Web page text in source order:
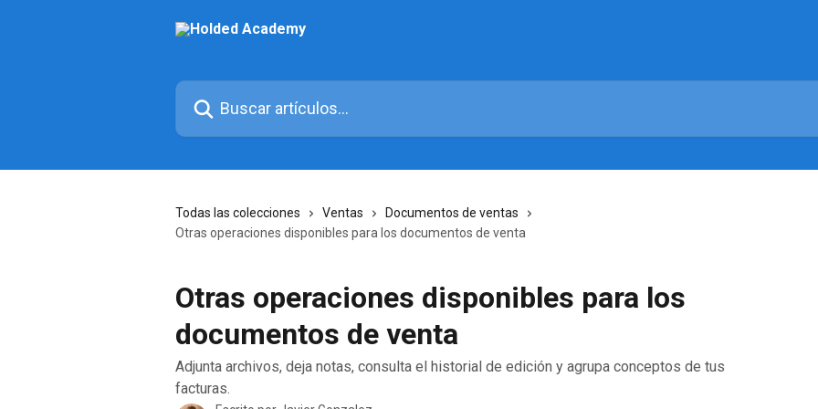
Buscar artículos...
Todas las colecciones Ventas
Documentos de ventas
Otras operaciones disponibles para los documentos de venta
Otras operaciones disponibles para los
documentos de venta
Adjunta archivos, deja notas, consulta el historial de edición y agrupa conceptos de tus
facturas.